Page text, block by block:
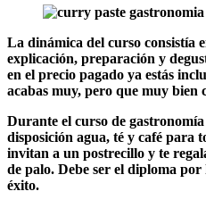
La dinámica del curso consistía
explicación, preparación y
en el precio pagado ya estás
acabas muy, pero que muy bien
Durante el curso de
disposición agua, té y café para
invitan a un postrecillo y te
de palo. Debe ser el diploma
éxito.